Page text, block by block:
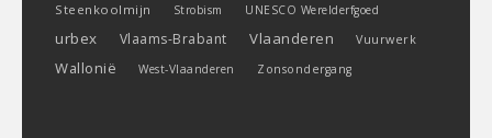
Steenkoolmijn Strobism UNESCO Werelderfgoed
urbex Vlaams-Brabant Vlaanderen Vuurwerk
Wallonië West-Vlaanderen Zonsondergang